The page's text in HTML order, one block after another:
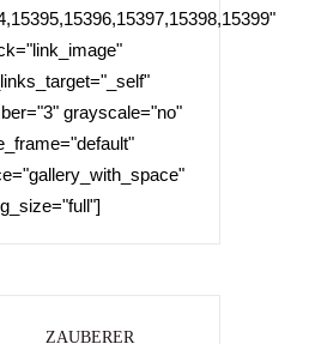
grayscale="no"
ZAUBERER